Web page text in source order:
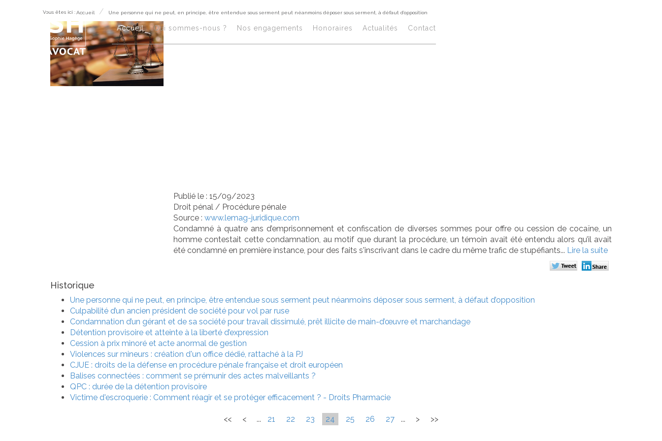
Accueil Qui sommes-nous ? Nos engagements Honoraires​ Actualités Contact
Vous êtes ici :Accueil Une personne qui ne peut, en principe, être entendue sous serment peut néanmoins déposer sous serment, à défaut d’opposition
Une personne qui ne peut, en
Publié le : 15/09/2023
Droit pénal / Procédure pénale
Source : www.lemag-juridique.com
Condamné à quatre ans d’emprisonnement et confiscation de diverses sommes pour offre ou cession de cocaïne, un
homme contestait cette condamnation, au motif que durant la procédure, un témoin avait été entendu alors qu’il avait
été condamné en première instance, pour des faits s'inscrivant dans le cadre du même trafic de stupéfiants... Lire la suite
Historique
Une personne qui ne peut, en principe, être entendue sous serment peut néanmoins déposer sous serment, à défaut d’opposition
Culpabilité d’un ancien président de société pour vol par ruse
Condamnation d’un gérant et de sa société pour travail dissimulé, prêt illicite de main-d’œuvre et marchandage
Détention provisoire et atteinte à la liberté d’expression
Cession à prix minoré et acte anormal de gestion
Violences sur mineurs : création d'un office dédié, rattaché à la PJ
CJUE : droits de la défense en procédure pénale française et droit européen
Balises connectées : comment se prémunir des actes malveillants ?
QPC : durée de la détention provisoire
Victime d'escroquerie : Comment réagir et se protéger efficacement ? - Droits Pharmacie
<< < ... 21 22 23 24 25 26 27 ... > >>